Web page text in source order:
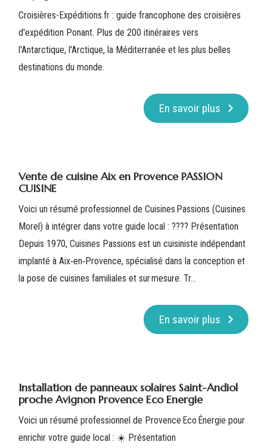
Croisières-Expéditions.fr : guide francophone des croisières
d'expédition Ponant. Plus de 200 itinéraires vers
l'Antarctique, l'Arctique, la Méditerranée et les plus belles
destinations du monde.
En savoir plus
Vente de cuisine Aix en Provence PASSION
CUISINE
Voici un résumé professionnel de Cuisines Passions (Cuisines
Morel) à intégrer dans votre guide local : ???? Présentation
Depuis 1970, Cuisines Passions est un cuisiniste indépendant
implanté à Aix‑en‑Provence, spécialisé dans la conception et
la pose de cuisines familiales et sur mesure. Tr...
En savoir plus
Installation de panneaux solaires Saint-Andiol
proche Avignon Provence Eco Energie
Voici un résumé professionnel de Provence Eco Énergie pour
enrichir votre guide local : ☀️ Présentation